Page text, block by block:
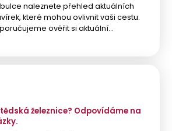
naleznete přehled aktuálních
které mohou ovlivnit vaši cestu.
ověřit si aktuální…
železnice? Odpovídáme na